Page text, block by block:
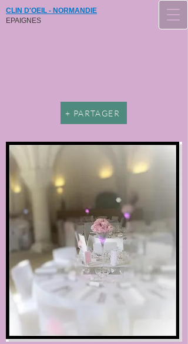
CLIN D'OEIL - NORMANDIE
EPAIGNES
+ PARTAGER